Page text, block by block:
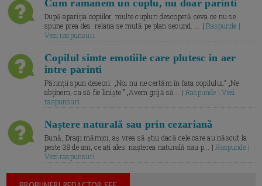
Cum ramanem un cuplu, nu doar parinti
După apariția copiilor, multe cupluri descoperă ceva ce nu se
spune prea des: relația se mută pe plan secund. ... |Raspunde |
Vezi raspunsuri
Copilul simte emotiile care plutesc in aer
intre parinti
Părinții spun deseori: „Noi nu ne certăm în fața copilului.” „Ne
abținem, ca să fie liniște.” „Avem grijă să... | Raspunde | Vezi
raspunsuri
Naștere naturală sau prin cezariană
Bună, Dragi mămici, aș vrea să știu dacă cele care au născut la
peste 38 de ani, ce ați ales: nașterea naturală sau p... |Raspunde |
Vezi raspunsuri